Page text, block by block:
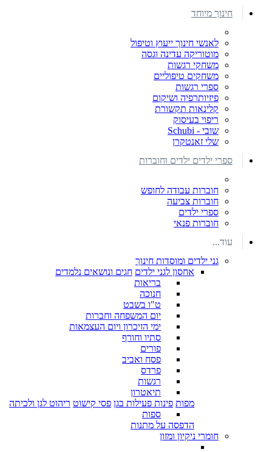
חינוך מיוחד
לאנשי חינוך ייעוץ וטיפול
מוטוריקה עדינה וגסה
משחקי רגשות
משחקים טיפוליים
ספרי רגשות
פיזיותרפיה ושיקום
קלינאות תקשורת
ריפוי בעיסוק
שובי - Schubi
שלי זאנטקרן
ספרי ילדים ילדים וחוברות
חוברות עבודה לחופש
חוברות צביעה
ספרי ילדים
חוברות פנאי
עוד...
גני ילדים ומוסדות חינוך
אחסון לגני ילדים חגים ונושאים נלמדים
בריאות
חנוכה
ט"ו בשבט
יום המשפחה וחברות
ימי הזיכרון ויום העצמאות
סתיו וחורף
פורים
פסח ואביב
פרדס
רגשות
תיאטרון
מפות פינות פעילות בגן פסי קישוט ריהוט לגן ולכיתה
ספות
הדפסה על מתנות
חומרי ניקיון ומזון